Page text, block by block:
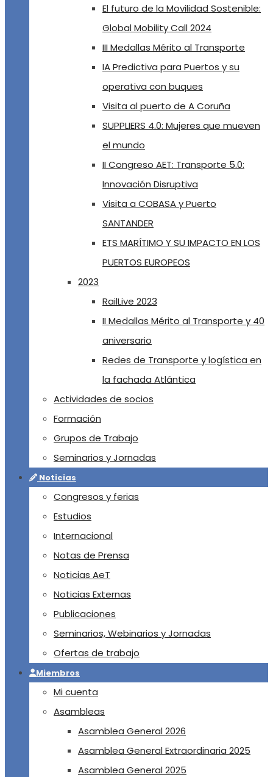
El futuro de la Movilidad Sostenible:
Global Mobility Call 2024
III Medallas Mérito al Transporte
IA Predictiva para Puertos y su
operativa con buques
Visita al puerto de A Coruña
SUPPLIERS 4.0: Mujeres que mueven
el mundo
II Congreso AET: Transporte 5.0:
Innovación Disruptiva
Visita a COBASA y Puerto
SANTANDER
ETS MARÍTIMO Y SU IMPACTO EN LOS
PUERTOS EUROPEOS
2023
RailLive 2023
II Medallas Mérito al Transporte y 40
aniversario
Redes de Transporte y logística en
la fachada Atlántica
Actividades de socios
Formación
Grupos de Trabajo
Seminarios y Jornadas
Noticias
Congresos y ferias
Estudios
Internacional
Notas de Prensa
Noticias AeT
Noticias Externas
Publicaciones
Seminarios, Webinarios y Jornadas
Ofertas de trabajo
Miembros
Mi cuenta
Asambleas
Asamblea General 2026
Asamblea General Extraordinaria 2025
Asamblea General 2025